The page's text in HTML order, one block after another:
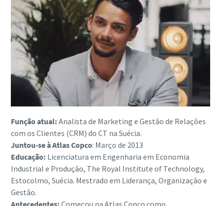
Função atual: Analista de Marketing e Gestão de Relações
com os Clientes (CRM) do CT na Suécia.
Juntou-se à Atlas Copco: Março de 2013
Educação: Licenciatura em Engenharia em Economia
Industrial e Produção, The Royal Institute of Technology,
Estocolmo, Suécia. Mestrado em Liderança, Organização e
Gestão.
Antecedentes: Começou na Atlas Copco como